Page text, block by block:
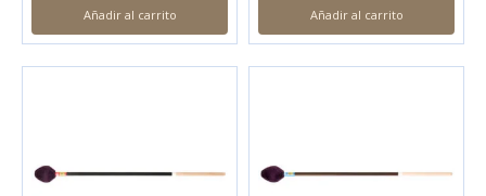
Añadir al carrito Añadir al carrito